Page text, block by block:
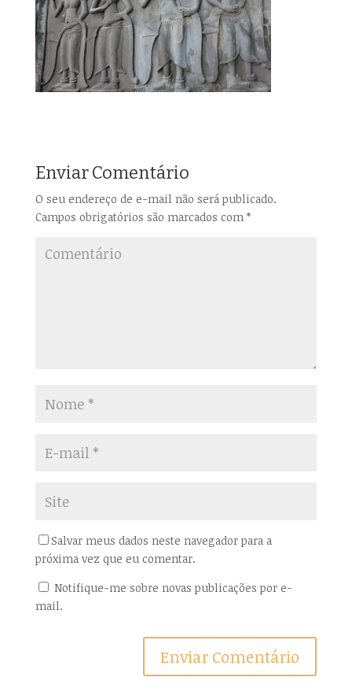
Enviar Comentário
O seu endereço de e-mail não será publicado.
Campos obrigatórios são marcados com *
Salvar meus dados neste navegador para a
próxima vez que eu comentar.
Notifique-me sobre novas publicações por e-
mail.